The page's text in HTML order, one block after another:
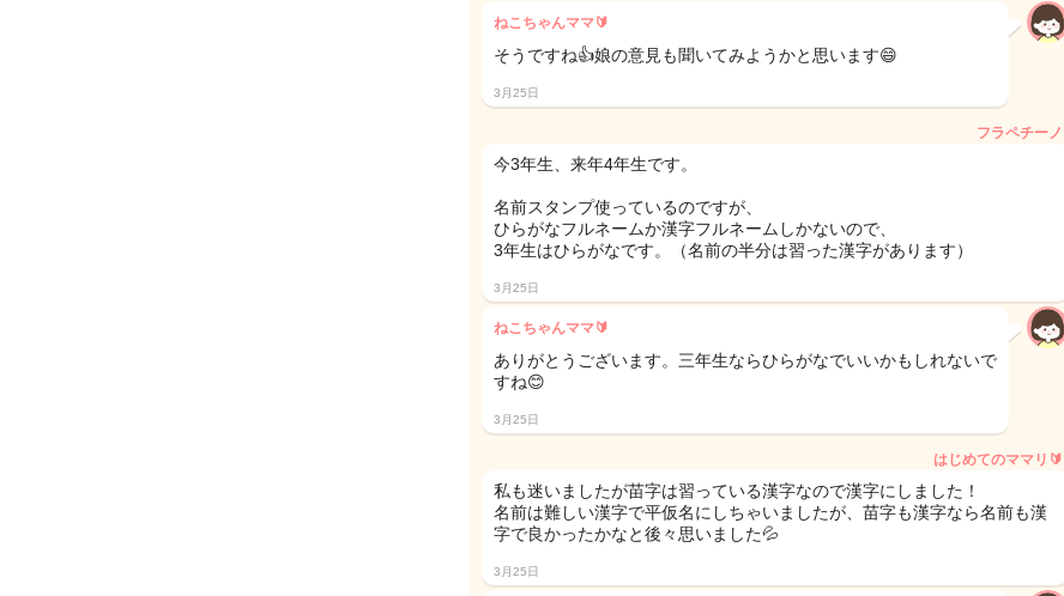
ねこちゃんママ🔰
そうですね👍娘の意見も聞いてみようかと思います😄
3月25日
フラペチーノ
今3年生、来年4年生です。
名前スタンプ使っているのですが、
ひらがなフルネームか漢字フルネームしかないので、
3年生はひらがなです。（名前の半分は習った漢字があります）
3月25日
ねこちゃんママ🔰
ありがとうございます。三年生ならひらがなでいいかもしれないで
すね😊
3月25日
はじめてのママリ🔰
私も迷いましたが苗字は習っている漢字なので漢字にしました！
名前は難しい漢字で平仮名にしちゃいましたが、苗字も漢字なら名前も漢
字で良かったかなと後々思いました💦
3月25日